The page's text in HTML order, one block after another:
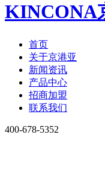
KINCONA
首页
关于京港亚
新闻资讯
产品中心
招商加盟
联系我们
400-678-5352